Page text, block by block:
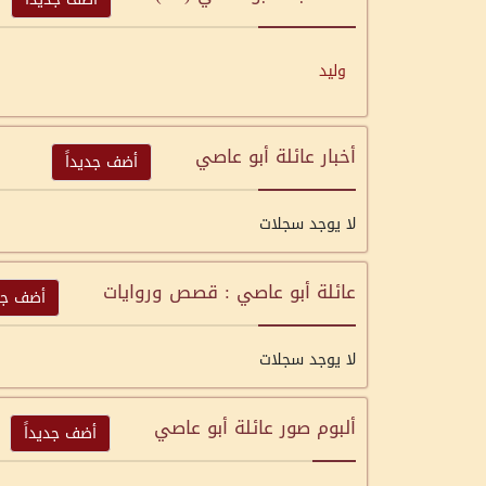
وليد
أخبار عائلة أبو عاصي أضف جديداً
لا يوجد سجلات
عائلة أبو عاصي : قصص وروايات أضف
لا يوجد سجلات
ألبوم صور عائلة أبو عاصي أضف جديداً